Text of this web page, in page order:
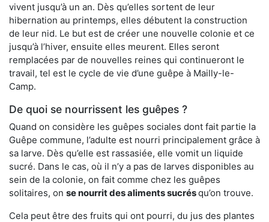
vivent jusqu’à un an. Dès qu’elles sortent de leur
hibernation au printemps, elles débutent la construction
de leur nid. Le but est de créer une nouvelle colonie et ce
jusqu’à l’hiver, ensuite elles meurent. Elles seront
remplacées par de nouvelles reines qui continueront le
travail, tel est le cycle de vie d’une guêpe à Mailly-le-
Camp.
De quoi se nourrissent les guêpes ?
Quand on considère les guêpes sociales dont fait partie la
Guêpe commune, l’adulte est nourri principalement grâce à
sa larve. Dès qu’elle est rassasiée, elle vomit un liquide
sucré. Dans le cas, où il n’y a pas de larves disponibles au
sein de la colonie, on fait comme chez les guêpes
solitaires, on se nourrit des aliments sucrésqu’on trouve.
Cela peut être des fruits qui ont pourri, du jus des plantes